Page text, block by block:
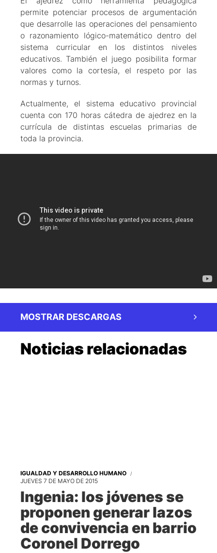
permite potenciar procesos de argumentación
que desarrolle las operaciones del pensamiento
o razonamiento lógico-matemático dentro del
sistema curricular en los distintos niveles
educativos. También el juego posibilita formar
valores como la cortesía, el respeto por las
normas y turnos.
Actualmente, el sistema educativo provincial
cuenta con 170 horas cátedra de ajedrez en la
currícula de distintas escuelas primarias de
toda la provincia.
MOSTRAR DESCARGAS
Noticias relacionadas
IGUALDAD Y DESARROLLO HUMANO
JUEVES 7 DE MAYO DE 2015
Ingenia: los jóvenes se
proponen generar lazos
de convivencia en barrio
Coronel Dorrego